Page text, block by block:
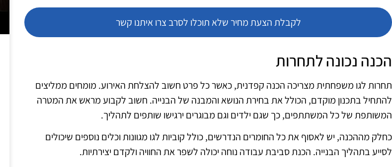
לקבלת הצעת מחיר שלא תוכלו לסרב צרו איתנו קשר
הכנה נכונה לתחרות
תחרות לגו משפחתית מצריכה הכנה קפדנית, כאשר כל פרט חשוב להצלחת האירוע. מומחים ממליצים
להתחיל בתכנון מוקדם, הכולל את בחירת הנושא והמבנה של הבנייה. חשוב לקבוע מראש את המטרה
המשותפת של כל המשתתפים, כך שגם ילדים וגם מבוגרים ירגישו שותפים לתהליך.
כחלק מההכנה, יש לאסוף את כל החומרים הנדרשים, כולל קוביות לגו מגוונות וכלים נוספים שיכולים
לסייע בתהליך הבנייה. הכנת סביבת עבודה נוחה יכולה לשפר את החוויה ולקדם יצירתיות.